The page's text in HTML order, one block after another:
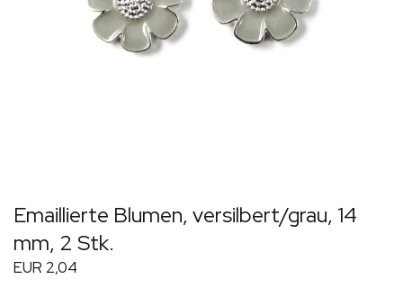
Emaillierte Blumen, versilbert/grau, 14
mm, 2 Stk.
EUR 2,04